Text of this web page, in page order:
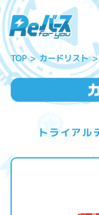
TOP カードリスト
トライアル